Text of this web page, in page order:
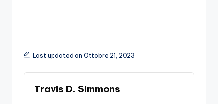
Last updated on Ottobre 21, 2023
Travis D. Simmons